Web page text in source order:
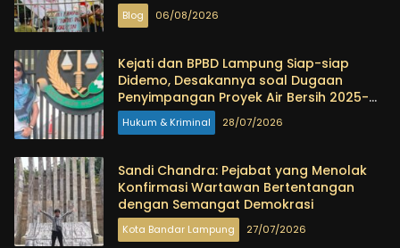
Blog 06/08/2026
Kejati dan BPBD Lampung Siap-siap
Didemo, Desakannya soal Dugaan
Penyimpangan Proyek Air Bersih 2025-
2026
Hukum & Kriminal 28/07/2026
Sandi Chandra: Pejabat yang Menolak
Konfirmasi Wartawan Bertentangan
dengan Semangat Demokrasi
Kota Bandar Lampung 27/07/2026